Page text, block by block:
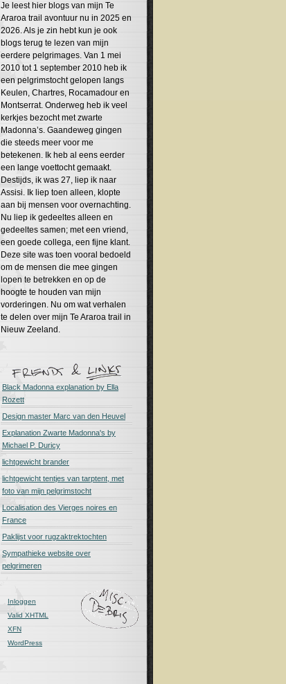
Je leest hier blogs van mijn Te
Araroa trail avontuur nu in 2025 en
2026. Als je zin hebt kun je ook
blogs terug te lezen van mijn
eerdere pelgrimages. Van 1 mei
2010 tot 1 september 2010 heb ik
een pelgrimstocht gelopen langs
Keulen, Chartres, Rocamadour en
Montserrat. Onderweg heb ik veel
kerkjes bezocht met zwarte
Madonna’s. Gaandeweg gingen
die steeds meer voor me
betekenen. Ik heb al eens eerder
een lange voettocht gemaakt.
Destijds, ik was 27, liep ik naar
Assisi. Ik liep toen alleen, klopte
aan bij mensen voor overnachting.
Nu liep ik gedeeltes alleen en
gedeeltes samen; met een vriend,
een goede collega, een fijne klant.
Deze site was toen vooral bedoeld
om de mensen die mee gingen
lopen te betrekken en op de
hoogte te houden van mijn
vorderingen. Nu om wat verhalen
te delen over mijn Te Araroa trail in
Nieuw Zeeland.
Black Madonna explanation by Ella
Rozett
Design master Marc van den Heuvel
Explanation Zwarte Madonna's by
Michael P. Duricy
lichtgewicht brander
lichtgewicht tentjes van tarptent, met
foto van mijn pelgrimstocht
Localisation des Vierges noires en
France
Paklijst voor rugzaktrektochten
Sympathieke website over
pelgrimeren
Inloggen
Valid XHTML
XFN
WordPress